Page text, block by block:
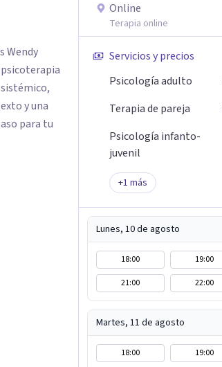
Wendy
y una
para tu
Online
Terapia online
Servicios y precios
Psicología adulto
Terapia de pareja
Psicología infanto-
juvenil
+1 más
Lunes, 10 de agosto
18:00 19:00
21:00
22:00
Martes, 11 de agosto
18:00 19:00